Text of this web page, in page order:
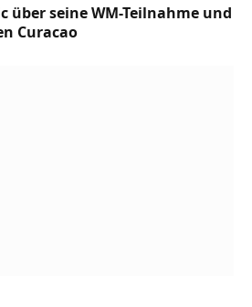
über seine WM-Teilnahme und
Curacao